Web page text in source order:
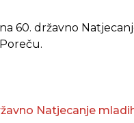
60. državno
Natjecanje